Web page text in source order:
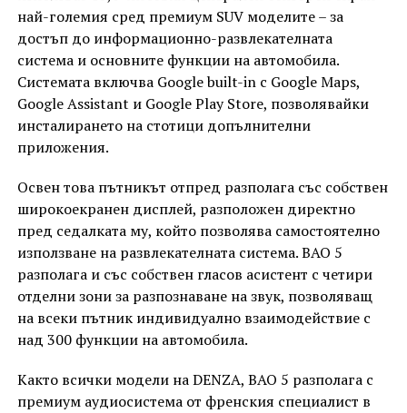
най-големия сред премиум SUV моделите – за
достъп до информационно-развлекателната
система и основните функции на автомобила.
Системата включва Google built-in с Google Maps,
Google Assistant и Google Play Store, позволявайки
инсталирането на стотици допълнителни
приложения.
Освен това пътникът отпред разполага със собствен
широкоекранен дисплей, разположен директно
пред седалката му, който позволява самостоятелно
използване на развлекателната система. BAO 5
разполага и със собствен гласов асистент с четири
отделни зони за разпознаване на звук, позволяващ
на всеки пътник индивидуално взаимодействие с
над 300 функции на автомобила.
Както всички модели на DENZA, BAO 5 разполага с
премиум аудиосистема от френския специалист в